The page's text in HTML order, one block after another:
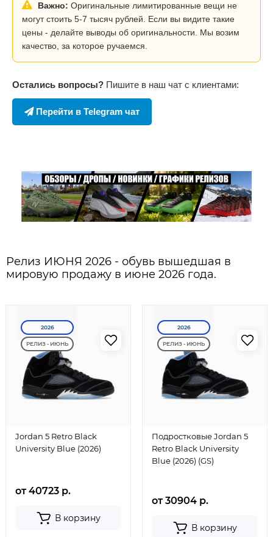
Важно: Оригинальные лимитированные вещи не
могут стоить 5-7 тысяч рублей. Если вы видите такие
цены - делайте выводы об оригинальности. Мы возим
качество, за которое ручаемся.
Остались вопросы? Пишите в наш чат с клиентами:
Перейти в Telegram чат
Релиз ИЮНЯ 2026 - обувь вышедшая в
мировую продажу в июне 2026 года.
2026
РЕЛИЗ - ИЮНЬ
Jordan 5 Retro Black
University Blue (2026)
от 40723 р.
В корзину
2026
РЕЛИЗ - ИЮНЬ
Подростковые Jordan 5
Retro Black University
Blue (2026) (GS)
от 30904 р.
В корзину